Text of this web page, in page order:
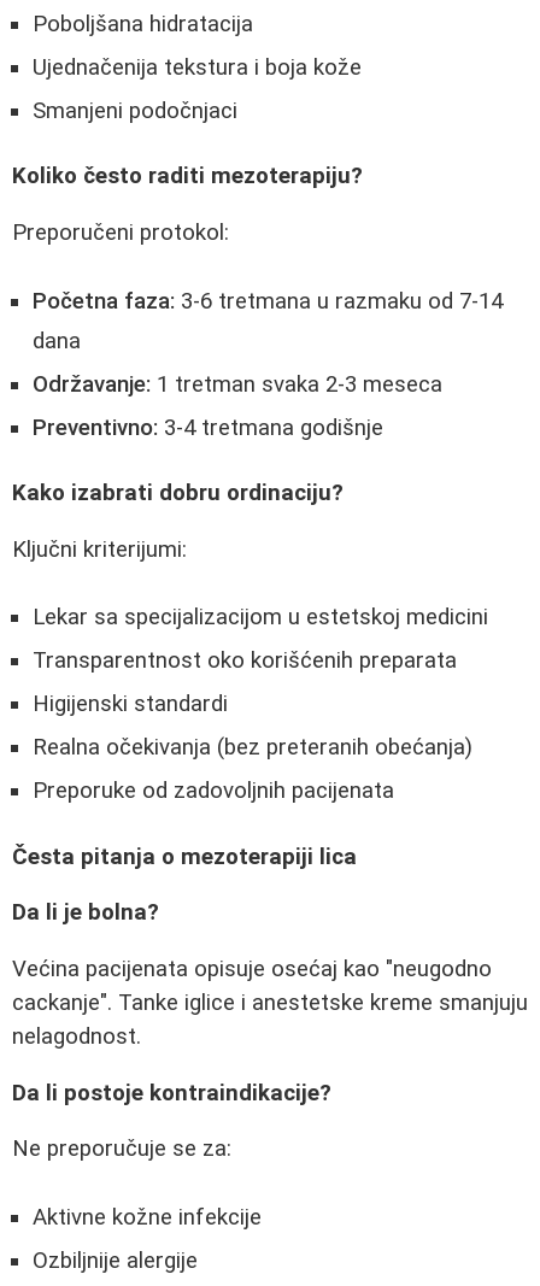
Poboljšana hidratacija
Ujednačenija tekstura i boja kože
Smanjeni podočnjaci
Koliko često raditi mezoterapiju?
Preporučeni protokol:
Početna faza: 3-6 tretmana u razmaku od 7-14
dana
Održavanje: 1 tretman svaka 2-3 meseca
Preventivno: 3-4 tretmana godišnje
Kako izabrati dobru ordinaciju?
Ključni kriterijumi:
Lekar sa specijalizacijom u estetskoj medicini
Transparentnost oko korišćenih preparata
Higijenski standardi
Realna očekivanja (bez preteranih obećanja)
Preporuke od zadovoljnih pacijenata
Česta pitanja o mezoterapiji lica
Da li je bolna?
Većina pacijenata opisuje osećaj kao "neugodno
cackanje". Tanke iglice i anestetske kreme smanjuju
nelagodnost.
Da li postoje kontraindikacije?
Ne preporučuje se za:
Aktivne kožne infekcije
Ozbiljnije alergije